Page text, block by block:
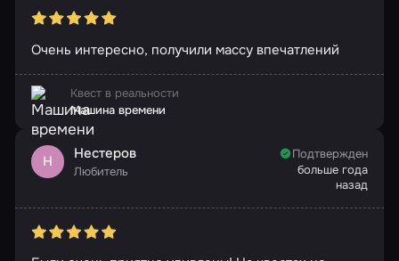
Очень интересно, получили массу впечатлений
Квест в реальности
Машина времени
Н Нестеров
Любитель
Подтвержден
больше года
назад